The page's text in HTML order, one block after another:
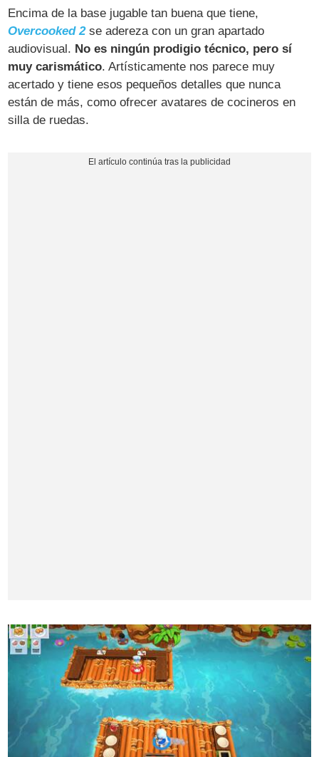
Encima de la base jugable tan buena que tiene,
Overcooked 2se adereza con un gran apartado
audiovisual. No es ningún prodigio técnico, pero sí
muy carismático. Artísticamente nos parece muy
acertado y tiene esos pequeños detalles que nunca
están de más, como ofrecer avatares de cocineros en
silla de ruedas.